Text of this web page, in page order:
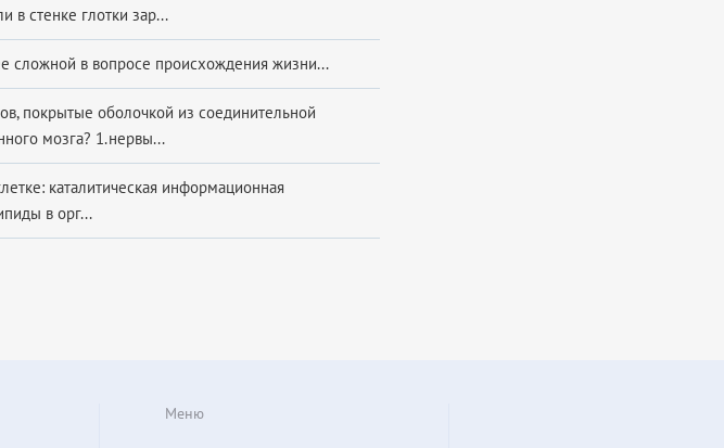
в стенке глотки зар...
сложной в вопросе происхождения жизни...
покрытые оболочкой из соединительной
мозга? 1.нервы...
каталитическая информационная
в орг...
Меню